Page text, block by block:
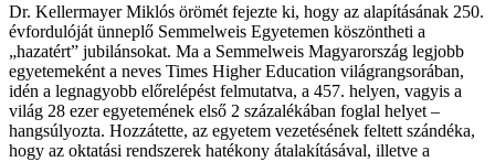
Dr. Kellermayer Miklós örömét fejezte ki, hogy az alapításának 250.
évfordulóját ünneplő Semmelweis Egyetemen köszöntheti a
„hazatért” jubilánsokat. Ma a Semmelweis Magyarország legjobb
egyetemeként a neves Times Higher Education világrangsorában,
idén a legnagyobb előrelépést felmutatva, a 457. helyen, vagyis a
világ 28 ezer egyetemének első 2 százalékában foglal helyet –
hangsúlyozta. Hozzátette, az egyetem vezetésének feltett szándéka,
hogy az oktatási rendszerek hatékony átalakításával, illetve a